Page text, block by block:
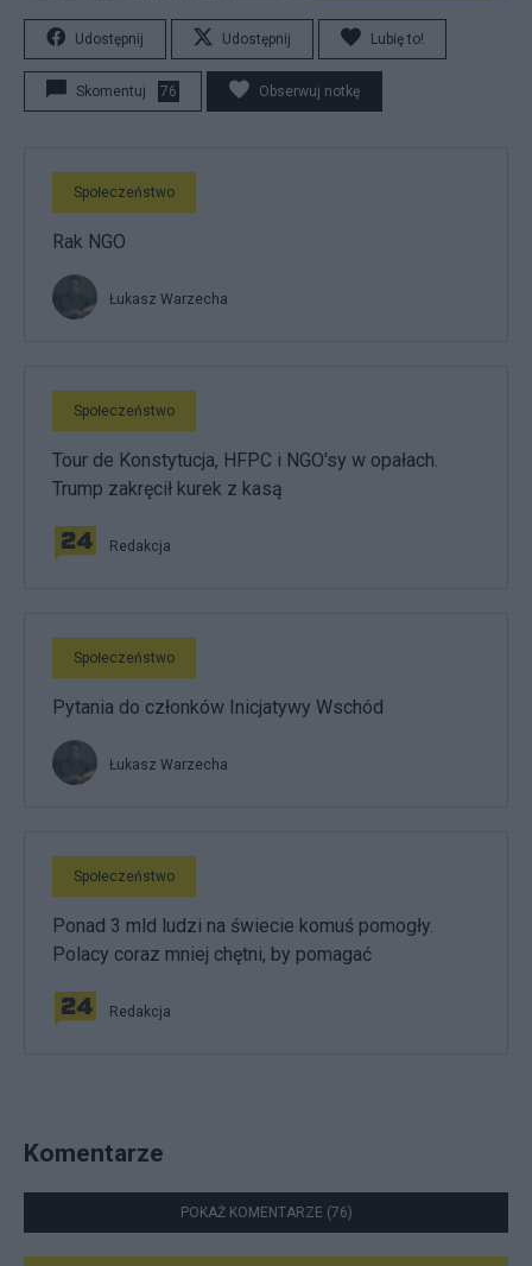
Udostępnij Udostępnij Lubię to!
Skomentuj 76 Obserwuj notkę
Społeczeństwo
Rak NGO
Łukasz Warzecha
Społeczeństwo
Tour de Konstytucja, HFPC i NGO'sy w opałach.
Trump zakręcił kurek z kasą
Redakcja
Społeczeństwo
Pytania do członków Inicjatywy Wschód
Łukasz Warzecha
Społeczeństwo
Ponad 3 mld ludzi na świecie komuś pomogły.
Polacy coraz mniej chętni, by pomagać
Redakcja
Komentarze
POKAŻ KOMENTARZE (76)